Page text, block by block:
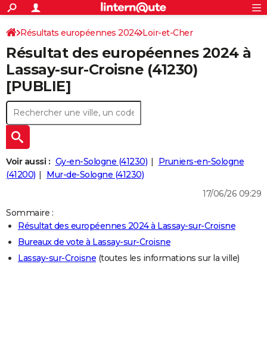
ACTUALITÉS
Politique
Société
Faits Divers
Education
Monde
Villes
+
SPORT
Coupe du monde 2026
Football
Tennis
Cyclisme
Rugby
Forum
Programme TV
TNT
Streaming
Cinéma
Sorties cinéma
Musique
+FINANCE
Retraite
Impôts
Epargne
Immobilier
Risques naturels par ville
Banque
Assurance
CréditAUTO
Essais
Réserver un essai
Citadines
Berlines
SUV
Forum auto
+HIGH-TECH
Mobiles
Meilleur smartphone
Internet
Ordinateurs
Jeux vidéo
Guide high-tech
+
BRICOLAGE
Forum
Aménagement intérieur
Extérieur
Cuisine
Salle de bains
Jardinage
Rangement
+
LIFESTYLE
Art de vivre
Bien-être
Loisirs
Mode
Modes de vie
SANTE
Alimentation
Guide de la santé
Maladies
Médicaments
Sommeil
VOYAGE
S'inscrire
Connexion
Résultats européennes 2024 Loir-et-Cher
Résultat des européennes 2024 à
Lassay-sur-Croisne (41230)
[PUBLIE]
Voir aussi : Gy-en-Sologne (41230)
Pruniers-en-Sologne
(41200)
Mur-de-Sologne (41230)
17/06/26 09:29
Sommaire :
Résultat des européennes 2024 à Lassay-sur-Croisne
Bureaux de vote à Lassay-sur-Croisne
Lassay-sur-Croisne (toutes les informations sur la ville)